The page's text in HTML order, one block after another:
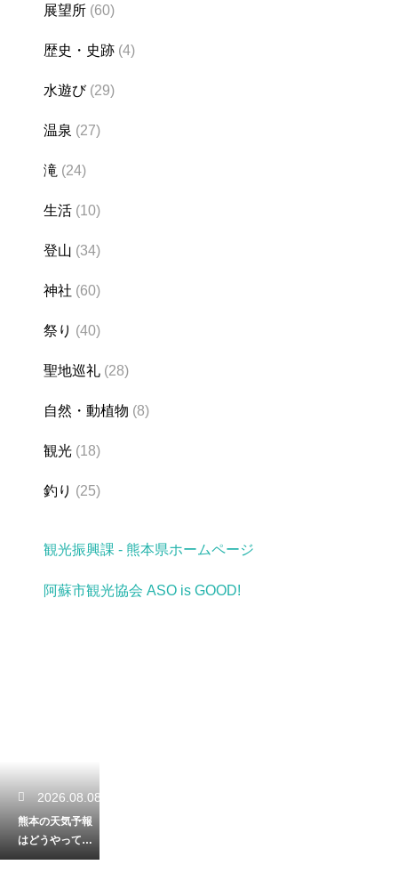
展望所 (60)
歴史・史跡 (4)
水遊び(29)
温泉 (27)
滝 (24)
生活 (10)
登山 (34)
神社 (60)
祭り (40)
聖地巡礼 (28)
自然・動植物 (8)
観光 (18)
釣り (25)
観光振興課 - 熊本県ホームページ
阿蘇市観光協会 ASO is GOOD!
2026.08.08
熊本の天気予報
はどうやって作
られる？気象デ